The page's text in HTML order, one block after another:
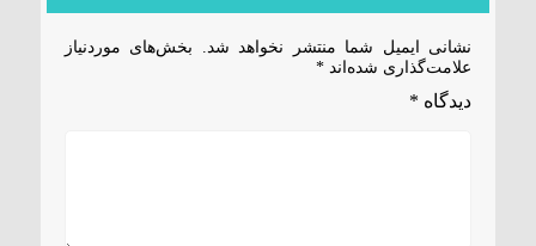
نشانی ایمیل شما منتشر نخواهد شد.
بخش‌های موردنیاز
علامت‌گذاری شده‌اند *
دیدگاه *